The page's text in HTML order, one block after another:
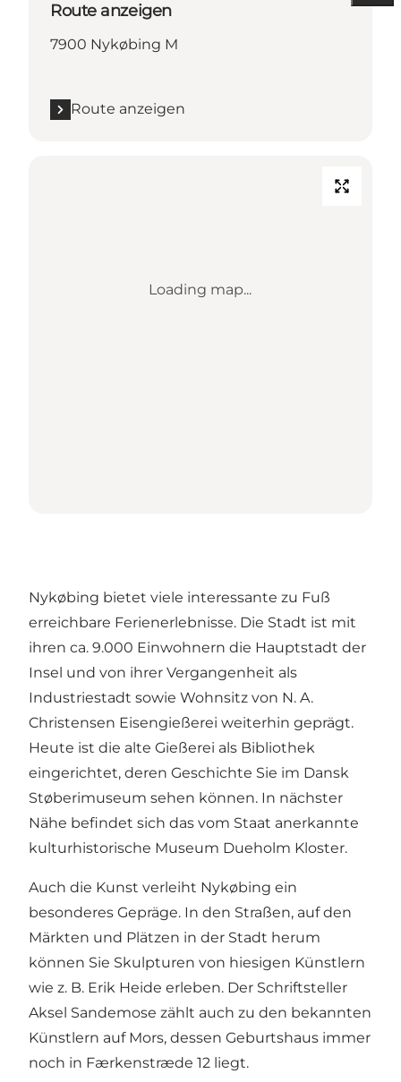
Route anzeigen
7900 Nykøbing M
Route anzeigen
Loading map...
Nykøbing bietet viele interessante zu Fuß
erreichbare Ferienerlebnisse. Die Stadt ist mit
ihren ca. 9.000 Einwohnern die Hauptstadt der
Insel und von ihrer Vergangenheit als
Industriestadt sowie Wohnsitz von N. A.
Christensen Eisengießerei weiterhin geprägt.
Heute ist die alte Gießerei als Bibliothek
eingerichtet, deren Geschichte Sie im Dansk
Støberimuseum sehen können. In nächster
Nähe befindet sich das vom Staat anerkannte
kulturhistorische Museum Dueholm Kloster.
Auch die Kunst verleiht Nykøbing ein
besonderes Gepräge. In den Straßen, auf den
Märkten und Plätzen in der Stadt herum
können Sie Skulpturen von hiesigen Künstlern
wie z. B. Erik Heide erleben. Der Schriftsteller
Aksel Sandemose zählt auch zu den bekannten
Künstlern auf Mors, dessen Geburtshaus immer
noch in Færkenstræde 12 liegt.